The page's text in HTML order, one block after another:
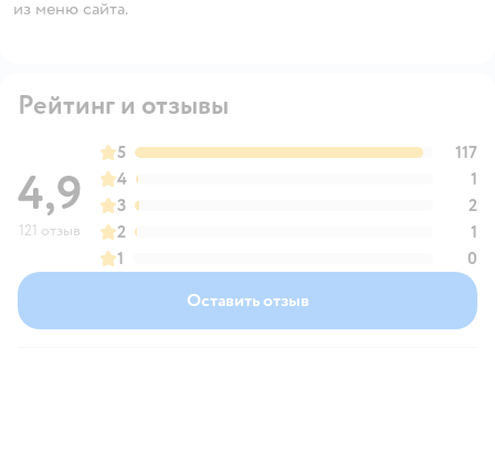
из меню сайта.
Рейтинг и отзывы
4,9
121 отзыв
5
117
4
1
3
2
2
1
1
0
Оставить отзыв